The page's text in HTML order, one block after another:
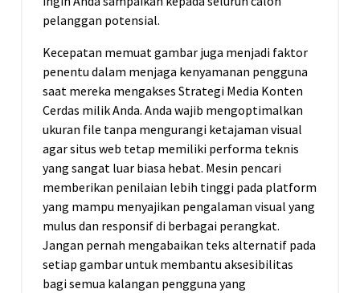
pelanggan potensial.
Kecepatan memuat gambar juga menjadi faktor
penentu dalam menjaga kenyamanan pengguna
saat mereka mengakses Strategi Media Konten
Cerdas milik Anda. Anda wajib mengoptimalkan
ukuran file tanpa mengurangi ketajaman visual
agar situs web tetap memiliki performa teknis
yang sangat luar biasa hebat. Mesin pencari
memberikan penilaian lebih tinggi pada platform
yang mampu menyajikan pengalaman visual yang
mulus dan responsif di berbagai perangkat.
Jangan pernah mengabaikan teks alternatif pada
setiap gambar untuk membantu aksesibilitas
bagi semua kalangan pengguna yang